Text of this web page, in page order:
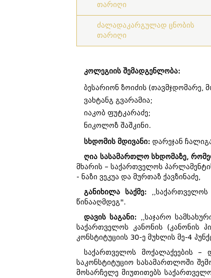
თარიღი
ძალადაკარგულად ცნობის
თარიღი
კოლეგიის შემადგენლობა:
ბესარიონ ზოიძის (თავმჯდომარე,
ვახტანგ გვარამია;
იაკობ ფუტკარაძე;
ნიკოლოზ შაშკინი.
სხდომის მდივანი: დარეჯან
ღია სასამართლო სხდომაზე,
მხარის – საქართველოს
- ნაზი ვეკუა და მურთაზ ქავზინაძე,
განიხილა საქმე:
წინააღმდეგ".
დავის საგანი: ,,საჯარო
საქართველოს კანონის (კანონის
კონსტიტუციის 30-ე მუხლის მე-4
საქართველოს მოქალაქეების –
საკონსტიტუციო სასამართლოში
მოსარჩელე მიუთითებს